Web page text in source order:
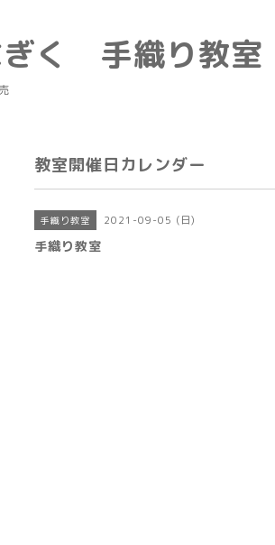
ぎく 手織り教室
教室開催日カレンダー
手織り教室 2021-09-05 (日)
手織り教室